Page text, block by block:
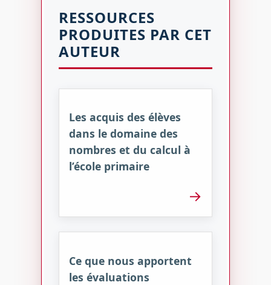
RESSOURCES
PRODUITES PAR CET
AUTEUR
Les acquis des élèves
dans le domaine des
nombres et du calcul à
l’école primaire
→
Ce que nous apportent
les évaluations